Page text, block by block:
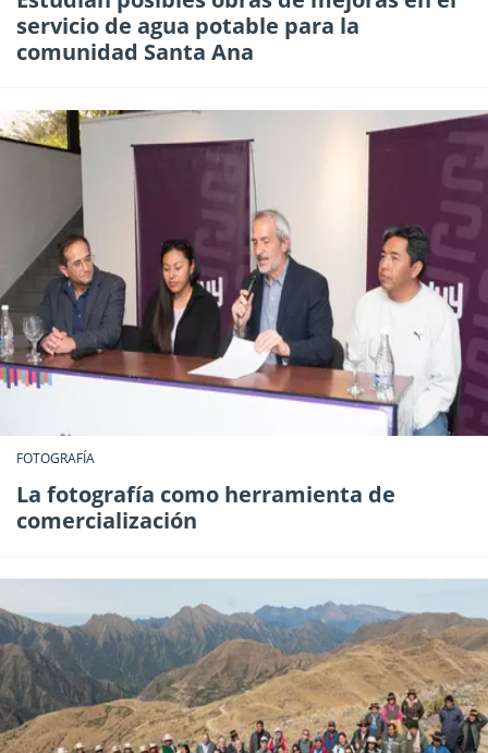
servicio de agua potable para la
comunidad Santa Ana
FOTOGRAFÍA
La fotografía como herramienta de
comercialización